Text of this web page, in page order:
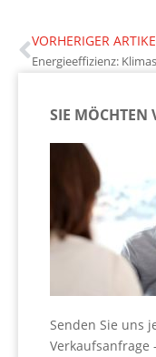
VORHERIGER
SIE MÖCHTEN
Senden Sie uns
Verkaufsanfrage